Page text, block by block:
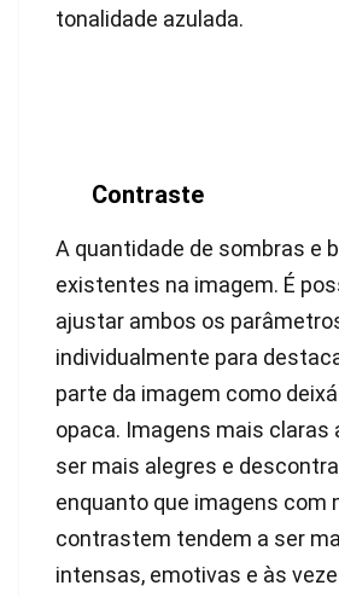
tonalidade azulada.
Contraste
A quantidade de sombras e
existentes na imagem. É
ajustar ambos os
individualmente para
parte da imagem como
opaca. Imagens mais claras
ser mais alegres e
enquanto que imagens com
contrastem tendem a ser
intensas, emotivas e às